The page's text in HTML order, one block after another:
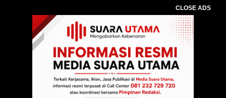
CLOSE ADS